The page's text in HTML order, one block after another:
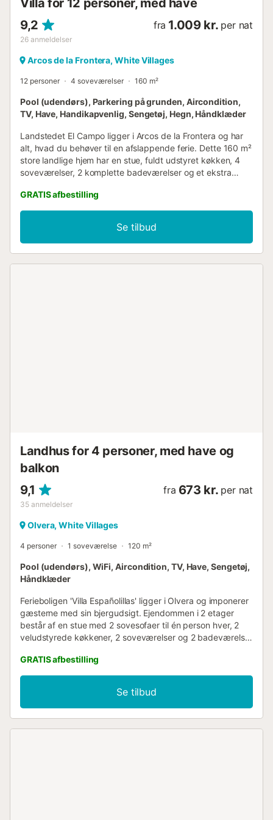
Villa for 12 personer, med have
9,2
26 anmeldelser
fra 1.009 kr. per nat
Arcos de la Frontera, White Villages
12 personer 4 soveværelser 160 m²
Pool (udendørs), Parkering på grunden, Aircondition,
TV, Have, Handikapvenlig, Sengetøj, Hegn, Håndklæder
Landstedet El Campo ligger i Arcos de la Frontera og har
alt, hvad du behøver til en afslappende ferie. Dette 160 m²
store landlige hjem har en stue, fuldt udstyret køkken, 4
soveværelser, 2 komplette badeværelser og et ekstra
under 15 år). Yderligere faciliteter inkluderer aircondition,
vaskemaskine og tv. Et højdepunkt ved ejendommen er
dens private udendørs område, der byder på en have,
havemøbler, overdækket terrasse, grill og udendørs
bruser. Gæster kan også nyde swimmingpoolen, som er
GRATIS afbestilling
Se tilbud
Landhus for 4 personer, med have og
balkon
9,1
35 anmeldelser
fra 673 kr. per nat
Olvera, White Villages
4 personer 1 soveværelse 120 m²
Pool (udendørs), WiFi, Aircondition, TV, Have, Sengetøj,
Håndklæder
Ferieboligen 'Villa Españolillas' ligger i Olvera og imponerer
gæsterne med sin bjergudsigt. Ejendommen i 2 etager
består af en stue med 2 sovesofaer til én person hver, 2
veludstyrede køkkener, 2 soveværelser og 2 badeværelser
inkluderer Wi-Fi, aircondition (på 2. sal), opvaskemaskine,
vaskemaskine samt et TV. Dit private udendørsområde
omfatter en pool, en åben terrasse, en altan og en elektrisk
grill. Kæledyr er tilladt efter anmodning. Bemærk venligst,
at kæledyr er på eget ansvar, og der kan opkræves et
GRATIS afbestilling
Se tilbud